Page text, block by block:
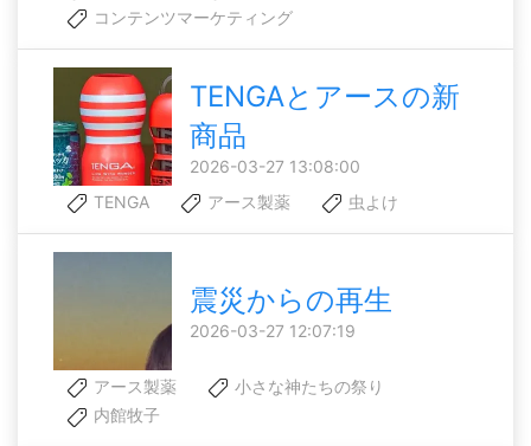
コンテンツマーケティング
TENGAとアースの新
商品
2026-03-27 13:08:00
TENGA
アース製薬 虫よけ
震災からの再生
2026-03-27 12:07:19
アース製薬
小さな神たちの祭り
内館牧子